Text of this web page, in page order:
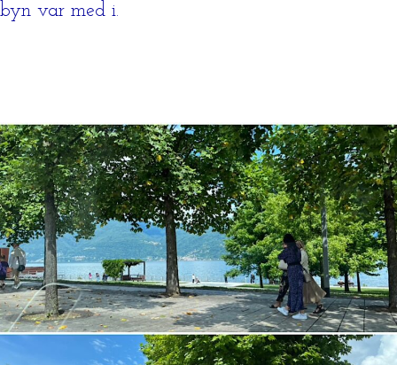
byn var med i.